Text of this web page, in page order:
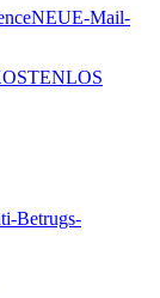
NEUE-Mail-
Betrugs-